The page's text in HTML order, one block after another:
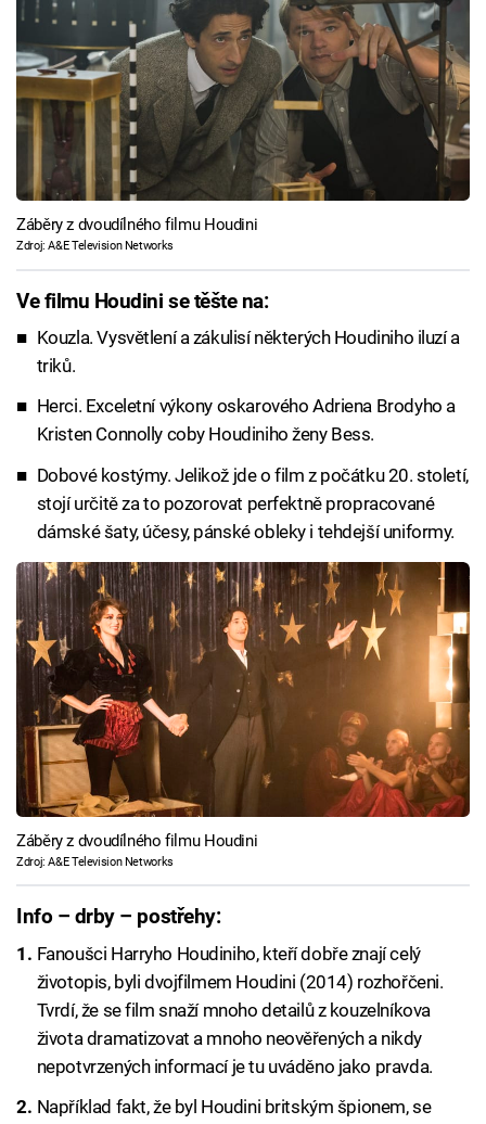
Záběry z dvoudílného filmu Houdini
Zdroj: A&E Television Networks
Ve filmu Houdini se těšte na:
Kouzla. Vysvětlení a zákulisí některých Houdiniho iluzí a
triků.
Herci. Exceletní výkony oskarového Adriena Brodyho a
Kristen Connolly coby Houdiniho ženy Bess.
Dobové kostýmy. Jelikož jde o film z počátku 20. století,
stojí určitě za to pozorovat perfektně propracované
dámské šaty, účesy, pánské obleky i tehdejší uniformy.
Záběry z dvoudílného filmu Houdini
Zdroj: A&E Television Networks
Info – drby – postřehy:
Fanoušci Harryho Houdiniho, kteří dobře znají celý
životopis, byli dvojfilmem Houdini (2014) rozhořčeni.
Tvrdí, že se film snaží mnoho detailů z kouzelníkova
života dramatizovat a mnoho neověřených a nikdy
nepotvrzených informací je tu uváděno jako pravda.
Například fakt, že byl Houdini britským špionem, se